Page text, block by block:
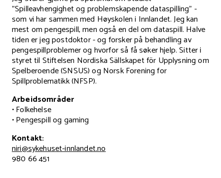
"Spilleavhengighet og problemskapende dataspilling" -
som vi har sammen med Høyskolen i Innlandet. Jeg kan
mest om pengespill, men også en del om dataspill. Halve
tiden er jeg postdoktor - og forsker på behandling av
pengespillproblemer og hvorfor så få søker hjelp. Sitter i
styret til Stiftelsen Nordiska Sällskapet för Upplysning om
Spelberoende (SNSUS) og Norsk Forening for
Spillproblematikk (NFSP).
Arbeidsområder
• Folkehelse
• Pengespill og gaming
Kontakt:
niri@sykehuset-innlandet.no
980 66 451